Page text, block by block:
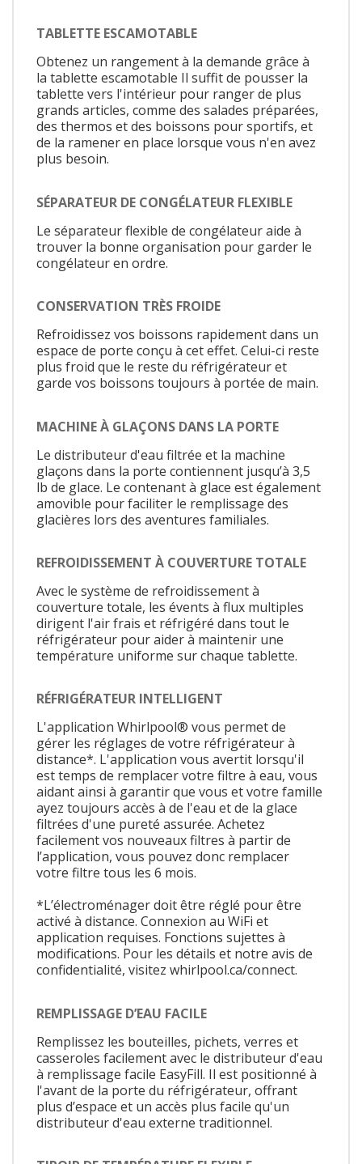
TABLETTE ESCAMOTABLE
Obtenez un rangement à la demande grâce à
la tablette escamotable Il suffit de pousser la
tablette vers l'intérieur pour ranger de plus
grands articles, comme des salades préparées,
des thermos et des boissons pour sportifs, et
de la ramener en place lorsque vous n'en avez
plus besoin.
SÉPARATEUR DE CONGÉLATEUR FLEXIBLE
Le séparateur flexible de congélateur aide à
trouver la bonne organisation pour garder le
congélateur en ordre.
CONSERVATION TRÈS FROIDE
Refroidissez vos boissons rapidement dans un
espace de porte conçu à cet effet. Celui-ci reste
plus froid que le reste du réfrigérateur et
garde vos boissons toujours à portée de main.
MACHINE À GLAÇONS DANS LA PORTE
Le distributeur d'eau filtrée et la machine
glaçons dans la porte contiennent jusqu’à 3,5
lb de glace. Le contenant à glace est également
amovible pour faciliter le remplissage des
glacières lors des aventures familiales.
REFROIDISSEMENT À COUVERTURE TOTALE
Avec le système de refroidissement à
couverture totale, les évents à flux multiples
dirigent l'air frais et réfrigéré dans tout le
réfrigérateur pour aider à maintenir une
température uniforme sur chaque tablette.
RÉFRIGÉRATEUR INTELLIGENT
L'application Whirlpool® vous permet de
gérer les réglages de votre réfrigérateur à
distance*. L'application vous avertit lorsqu'il
est temps de remplacer votre filtre à eau, vous
aidant ainsi à garantir que vous et votre famille
ayez toujours accès à de l'eau et de la glace
filtrées d'une pureté assurée. Achetez
facilement vos nouveaux filtres à partir de
l’application, vous pouvez donc remplacer
votre filtre tous les 6 mois.
*L’électroménager doit être réglé pour être
activé à distance. Connexion au WiFi et
application requises. Fonctions sujettes à
modifications. Pour les détails et notre avis de
confidentialité, visitez whirlpool.ca/connect.
REMPLISSAGE D’EAU FACILE
Remplissez les bouteilles, pichets, verres et
casseroles facilement avec le distributeur d'eau
à remplissage facile EasyFill. Il est positionné à
l'avant de la porte du réfrigérateur, offrant
plus d’espace et un accès plus facile qu'un
distributeur d'eau externe traditionnel.